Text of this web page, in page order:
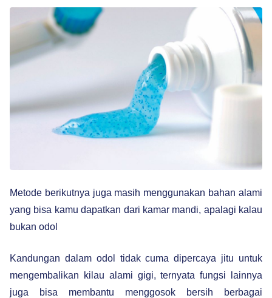
Metode berikutnya juga masih menggunakan bahan alami
yang bisa kamu dapatkan dari kamar mandi, apalagi kalau
bukan odol
Kandungan dalam odol tidak cuma dipercaya jitu untuk
mengembalikan kilau alami gigi, ternyata fungsi lainnya
juga bisa membantu menggosok bersih berbagai